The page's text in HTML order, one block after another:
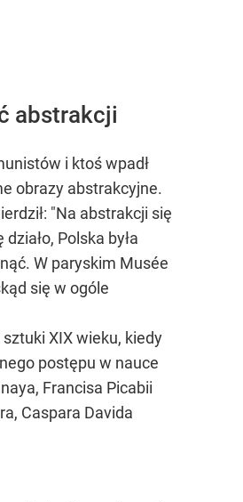
abstrakcji
i ktoś wpadł
obrazy abstrakcyjne.
"Na abstrakcji się
Polska była
W paryskim Musée
się w ogóle
XIX wieku, kiedy
postępu w nauce
Francisa Picabii
Caspara Davida